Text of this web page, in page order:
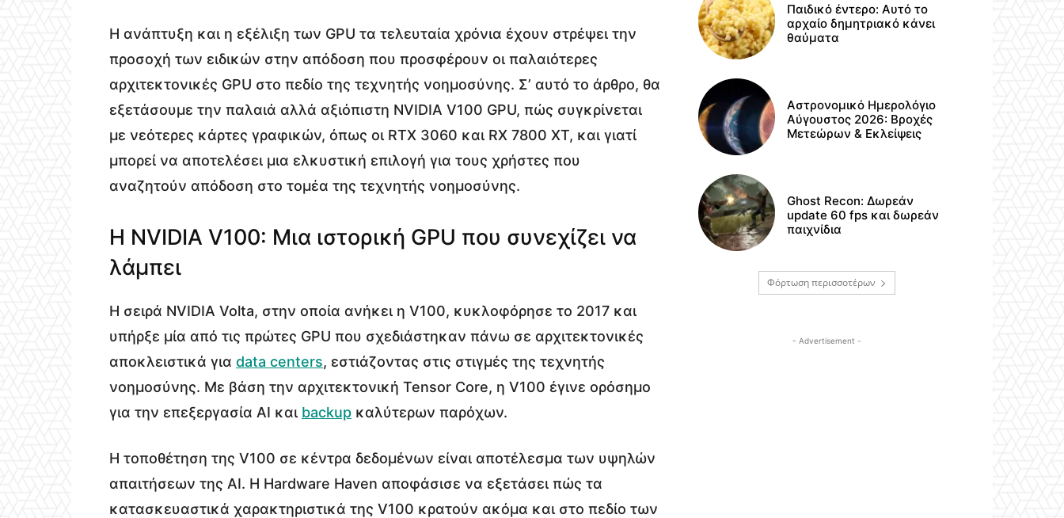
Η ανάπτυξη και η εξέλιξη των GPU τα τελευταία χρόνια έχουν στρέψει την
προσοχή των ειδικών στην απόδοση που προσφέρουν οι παλαιότερες
αρχιτεκτονικές GPU στο πεδίο της τεχνητής νοημοσύνης. Σ’ αυτό το άρθρο, θα
εξετάσουμε την παλαιά αλλά αξιόπιστη NVIDIA V100 GPU, πώς συγκρίνεται
με νεότερες κάρτες γραφικών, όπως οι RTX 3060 και RX 7800 XT, και γιατί
μπορεί να αποτελέσει μια ελκυστική επιλογή για τους χρήστες που
αναζητούν απόδοση στο τομέα της τεχνητής νοημοσύνης.
Η NVIDIA V100: Μια ιστορική GPU που συνεχίζει να
λάμπει
Η σειρά NVIDIA Volta, στην οποία ανήκει η V100, κυκλοφόρησε το 2017 και
υπήρξε μία από τις πρώτες GPU που σχεδιάστηκαν πάνω σε αρχιτεκτονικές
αποκλειστικά για data centers, εστιάζοντας στις στιγμές της τεχνητής
νοημοσύνης. Με βάση την αρχιτεκτονική Tensor Core, η V100 έγινε ορόσημο
για την επεξεργασία AI και backup καλύτερων παρόχων.
Η τοποθέτηση της V100 σε κέντρα δεδομένων είναι αποτέλεσμα των υψηλών
απαιτήσεων της AI. Η Hardware Haven αποφάσισε να εξετάσει πώς τα
κατασκευαστικά χαρακτηριστικά της V100 κρατούν ακόμα και στο πεδίο των
Παιδικό έντερο: Αυτό το
αρχαίο δημητριακό κάνει
θαύματα
Αστρονομικό Ημερολόγιο
Αύγουστος 2026: Βροχές
Μετεώρων & Εκλείψεις
Ghost Recon: Δωρεάν
update 60 fps και δωρεάν
παιχνίδια
Φόρτωση περισσοτέρων
- Advertisement -